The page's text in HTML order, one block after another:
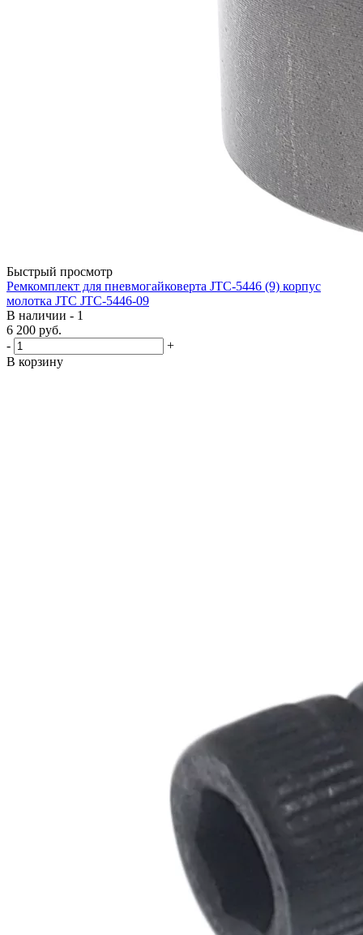
Быстрый просмотр
Ремкомплект для пневмогайковерта JTC-5446 (9) корпус
молотка JTC JTC-5446-09
В наличии - 1
6 200 руб.
-
+
В корзину